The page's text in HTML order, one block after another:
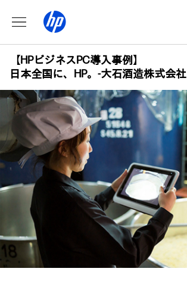
【HPビジネスPC導入事例】
日本全国に、HP。-大石酒造株式会社